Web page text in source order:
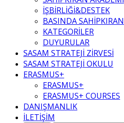
İŞBİRLİĞİ&DESTEK
BASINDA SAHİPKIRAN
KATEGORİLER
DUYURULAR
SASAM STRATEJİ ZİRVESİ
SASAM STRATEJİ OKULU
ERASMUS+
ERASMUS+
ERASMUS+ COURSES
DANIŞMANLIK
İLETİŞİM